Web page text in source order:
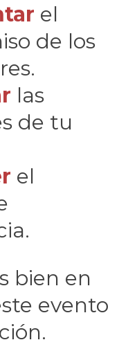
el
de los
las
de tu
el
bien en
evento